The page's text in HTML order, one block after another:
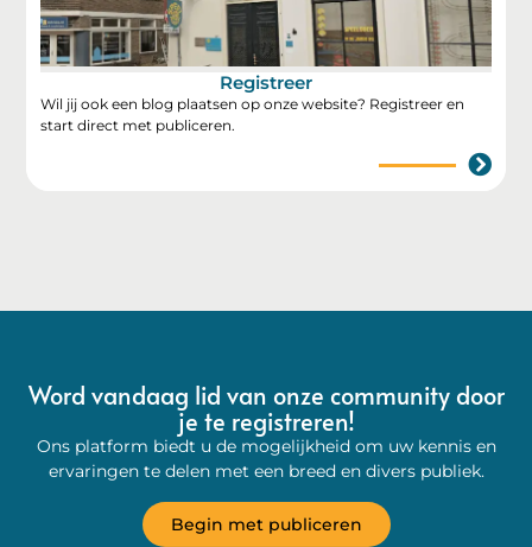
Registreer
Wil jij ook een blog plaatsen op onze website? Registreer en
start direct met publiceren.
Word vandaag lid van onze community door
je te registreren!
Ons platform biedt u de mogelijkheid om uw kennis en
ervaringen te delen met een breed en divers publiek.
Begin met publiceren